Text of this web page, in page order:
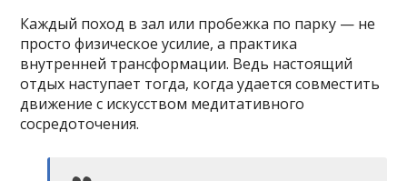
Каждый поход в зал или пробежка по парку — не
просто физическое усилие, а практика
внутренней трансформации. Ведь настоящий
отдых наступает тогда, когда удается совместить
движение с искусством медитативного
сосредоточения.